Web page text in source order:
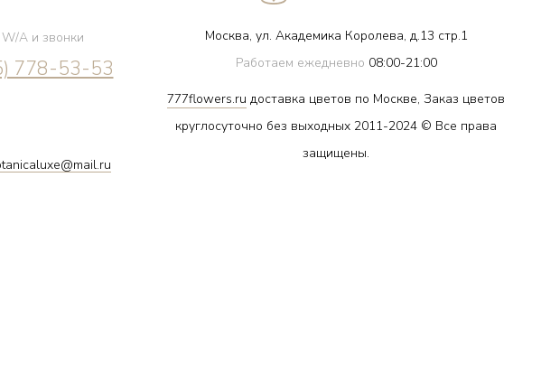
W/A и звонки
778-53-53
Москва, ул. Академика Королева, д.13 стр.1
Работаем ежедневно 08:00-21:00
777flowers.ru доставка цветов по Москве, Заказ цветов
круглосуточно без выходных 2011-2024 © Все права
защищены.